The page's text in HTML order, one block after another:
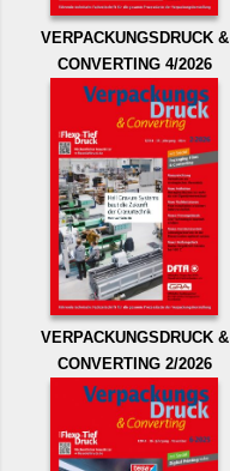
VERPACKUNGSDRUCK &
CONVERTING 4/2026
VERPACKUNGSDRUCK &
CONVERTING 2/2026